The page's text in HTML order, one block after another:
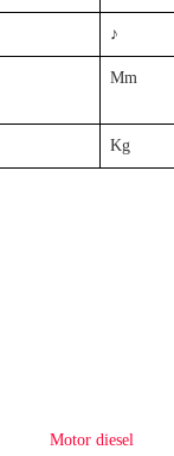
♪
Mm
Kg
Motor diesel